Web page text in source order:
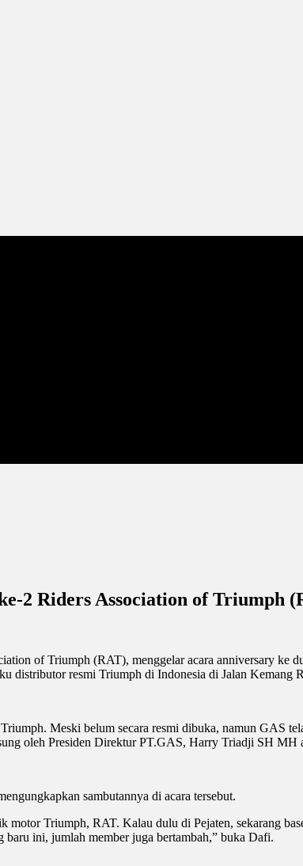
2 Riders Association of Triumph
of Triumph (RAT), menggelar acara anniversary ke
distributor resmi Triumph di Indonesia di Jalan Kemang
Meski belum secara resmi dibuka, namun GAS
oleh Presiden Direktur PT.GAS, Harry Triadji SH MH
sambutannya di acara tersebut.
motor Triumph, RAT. Kalau dulu di Pejaten, sekarang
ini, jumlah member juga bertambah,” buka Dafi.